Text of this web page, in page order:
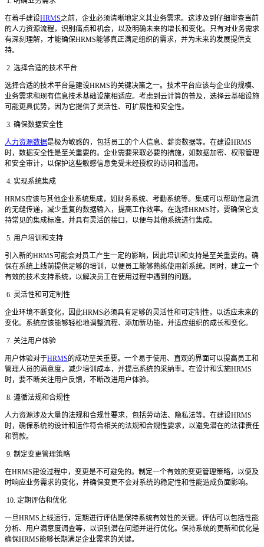
在着手建设HRMS之前，企业必须清晰地定义其业务需求。这涉及到仔细审查当前
的人力资源流程，识别痛点和机会，以及明确未来的增长和变化。只有对业务需求
有深刻理解，才能确保HRMS能够真正满足组织的需求，并为未来的发展提供支
持。
2. 选择合适的技术平台
选择合适的技术平台是建设HRMS的关键决策之一。技术平台应该与企业的规模、
业务需求和现有信息技术基础设施相适应。考虑到云计算的普及，选择云基础设施
可能更具优势，因为它提供了灵活性、可扩展性和安全性。
3. 确保数据安全性
人力资源数据是极为敏感的，包括员工的个人信息、薪资数据等。在建设HRMS
时，数据安全性是至关重要的。企业需要采取必要的措施，如数据加密、权限管理
和安全审计，以保护这些敏感信息免受未经授权的访问和滥用。
4. 实现系统集成
HRMS应该与其他企业系统集成，如财务系统、考勤系统等。集成可以帮助信息流
的无缝传递，减少重复的数据输入，提高工作效率。在选择HRMS时，要确保它支
持常见的集成标准，并具有灵活的接口，以便与其他系统进行集成。
5. 用户培训和支持
引入新的HRMS可能会对员工产生一定的影响，因此培训和支持是至关重要的。确
保在系统上线前提供足够的培训，以便员工能够熟练使用新系统。同时，建立一个
有效的技术支持系统，以解决员工在使用过程中遇到的问题。
6. 灵活性和可定制性
企业环境不断变化，因此HRMS必须具有足够的灵活性和可定制性，以适应未来的
变化。系统应该能够轻松地调整流程、添加新功能，并适应组织的成长和变化。
7. 关注用户体验
用户体验对于HRMS的成功至关重要。一个易于使用、直观的界面可以提高员工和
管理人员的满意度，减少培训成本，并提高系统的采纳率。在设计和实施HRMS
时，要不断关注用户反馈，不断改进用户体验。
8. 遵循法规和合规性
人力资源涉及大量的法规和合规性要求，包括劳动法、隐私法等。在建设HRMS
时，确保系统的设计和运作符合相关的法规和合规性要求，以避免潜在的法律责任
和罚款。
9. 制定变更管理策略
在HRMS建设过程中，变更是不可避免的。制定一个有效的变更管理策略，以便及
时响应业务需求的变化，并确保变更不会对系统的稳定性和性能造成负面影响。
10. 定期评估和优化
一旦HRMS上线运行，定期进行评估是保持系统有效性的关键。评估可以包括性能
分析、用户满意度调查等，以识别潜在问题并进行优化。保持系统的更新和优化是
确保HRMS能够长期满足企业需求的关键。